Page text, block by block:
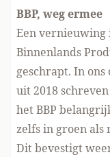
BBP, weg ermee
Een
Binnenlands
geschrapt. In ons
uit 2018
het BBP
zelfs in groen als
Dit bevestigt